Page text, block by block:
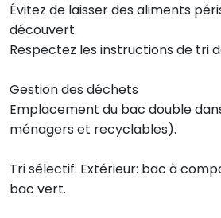
Évitez de laisser des aliments
découvert.
Respectez les instructions de tri
Gestion des déchets
Emplacement du bac double
ménagers et recyclables).
Tri sélectif: Extérieur: bac à
bac vert.